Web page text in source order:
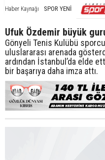
Haber Kaynağı SPOR YENİ
Ufuk Özdemir büyük
Gönyeli Tenis Kulübü
uluslararası arenada
ardından İstanbul’da elde
bir başarıya daha imza attı.